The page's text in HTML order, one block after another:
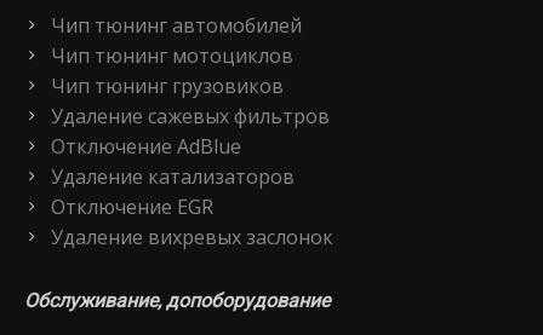
Чип тюнинг автомобилей
Чип тюнинг мотоциклов
Чип тюнинг грузовиков
Удаление сажевых фильтров
Отключение AdBlue
Удаление катализаторов
Отключение EGR
Удаление вихревых заслонок
Обслуживание, допоборудование